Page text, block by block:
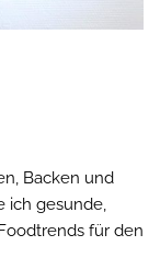
Backen und
ich gesunde,
für den